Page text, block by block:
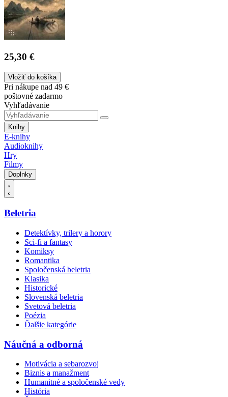
25,30 €
Vložiť do košíka
Pri nákupe nad 49 €
poštovné zadarmo
Vyhľadávanie
Knihy
E-knihy
Audioknihy
Hry
Filmy
Doplnky
Beletria
Detektívky, trilery a horory
Sci-fi a fantasy
Komiksy
Romantika
Spoločenská beletria
Klasika
Historické
Slovenská beletria
Svetová beletria
Poézia
Ďalšie kategórie
Náučná a odborná
Motivácia a sebarozvoj
Biznis a manažment
Humanitné a spoločenské vedy
História